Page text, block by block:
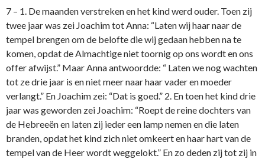
7 – 1. De maanden verstreken en het kind werd ouder. Toen zij
twee jaar was zei Joachim tot Anna: “Laten wij haar naar de
tempel brengen om de belofte die wij gedaan hebben na te
komen, opdat de Almachtige niet toornig op o­ns wordt en o­ns
offer afwijst.” Maar Anna antwoordde: “ Laten we nog wachten
tot ze drie jaar is en niet meer naar haar vader en moeder
verlangt.” En Joachim zei: “Dat is goed.” 2. En toen het kind drie
jaar was geworden zei Joachim: “Roept de reine dochters van
de Hebreeën en laten zij ieder een lamp nemen en die laten
branden, opdat het kind zich niet omkeert en haar hart van de
tempel van de Heer wordt weggelokt.” En zo deden zij tot zij in